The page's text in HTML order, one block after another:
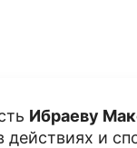
Ибраеву
и